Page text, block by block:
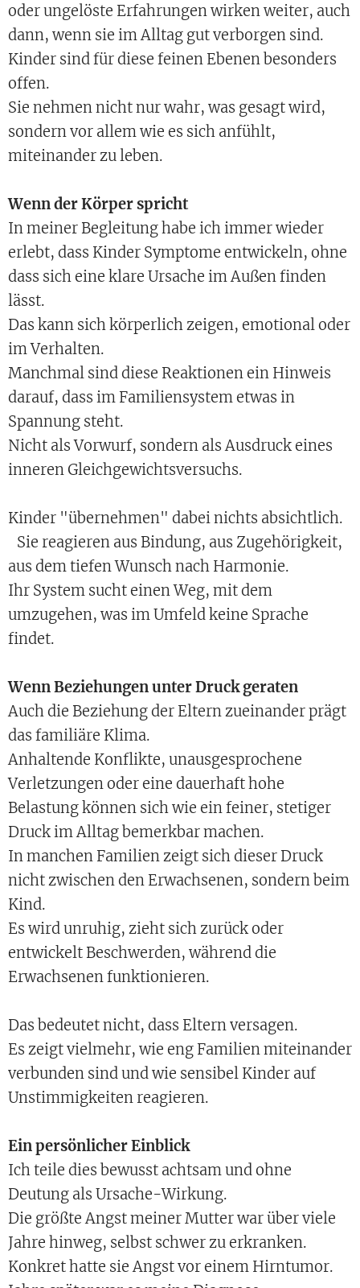
oder ungelöste Erfahrungen wirken weiter, auch
dann, wenn sie im Alltag gut verborgen sind.
Kinder sind für diese feinen Ebenen besonders
offen.
Sie nehmen nicht nur wahr, was gesagt wird,
sondern vor allem wie es sich anfühlt,
miteinander zu leben.
Wenn der Körper spricht
In meiner Begleitung habe ich immer wieder
erlebt, dass Kinder Symptome entwickeln, ohne
dass sich eine klare Ursache im Außen finden
lässt.
Das kann sich körperlich zeigen, emotional oder
im Verhalten.
Manchmal sind diese Reaktionen ein Hinweis
darauf, dass im Familiensystem etwas in
Spannung steht.
Nicht als Vorwurf, sondern als Ausdruck eines
inneren Gleichgewichtsversuchs.
Kinder "übernehmen" dabei nichts absichtlich.
Sie reagieren aus Bindung, aus Zugehörigkeit,
aus dem tiefen Wunsch nach Harmonie.
Ihr System sucht einen Weg, mit dem
umzugehen, was im Umfeld keine Sprache
findet.
Wenn Beziehungen unter Druck geraten
Auch die Beziehung der Eltern zueinander prägt
das familiäre Klima.
Anhaltende Konflikte, unausgesprochene
Verletzungen oder eine dauerhaft hohe
Belastung können sich wie ein feiner, stetiger
Druck im Alltag bemerkbar machen.
In manchen Familien zeigt sich dieser Druck
nicht zwischen den Erwachsenen, sondern beim
Kind.
Es wird unruhig, zieht sich zurück oder
entwickelt Beschwerden, während die
Erwachsenen funktionieren.
Das bedeutet nicht, dass Eltern versagen.
Es zeigt vielmehr, wie eng Familien miteinander
verbunden sind und wie sensibel Kinder auf
Unstimmigkeiten reagieren.
Ein persönlicher Einblick
Ich teile dies bewusst achtsam und ohne
Deutung als Ursache-Wirkung.
Die größte Angst meiner Mutter war über viele
Jahre hinweg, selbst schwer zu erkranken.
Konkret hatte sie Angst vor einem Hirntumor.